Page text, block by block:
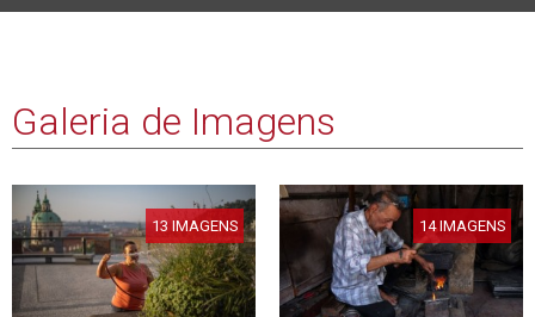
Galeria de Imagens
13 IMAGENS 14 IMAGENS